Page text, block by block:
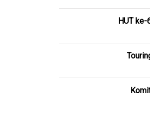
HUT ke-